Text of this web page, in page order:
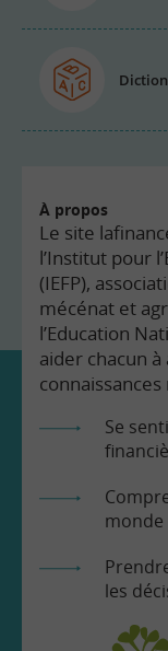
À propos
Le site
l’Institut pour
(IEFP),
mécénat et
l’Education
aider chacun
Se
monde
les